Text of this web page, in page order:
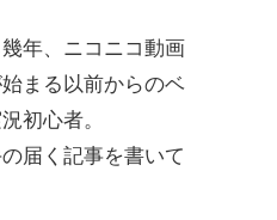
年、ニコニコ動画
まる以前からのベ
初心者。
届く記事を書いて